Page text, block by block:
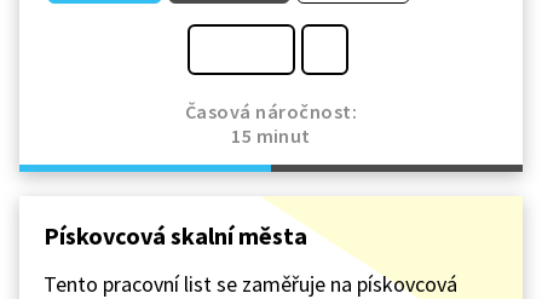
Časová náročnost:
15 minut
Pískovcová skalní města
Tento pracovní list se zaměřuje na pískovcová